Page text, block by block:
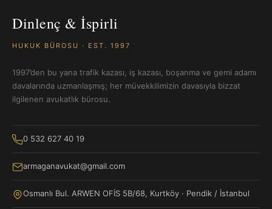
Dinlenç & İspirli
HUKUK BÜROSU · EST. 1997
1997’den bu yana trafik kazası, iş kazası, boşanma ve gemi adamı
davalarında uzmanlaşmış; her müvekkilimizin davasıyla bizzat
ilgilenen avukatlık bürosu.
0 532 627 40 19
armaganavukat@gmail.com
Osmanlı Bul. ARWEN OFİS 5B/68, Kurtköy · Pendik / İstanbul